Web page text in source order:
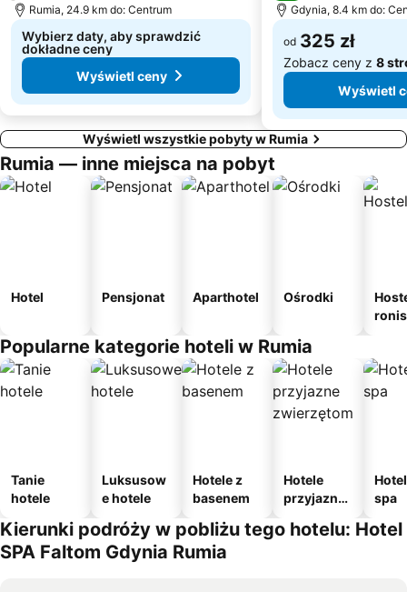
Kościół Matki Bożej Królowej Korony Polskiej
Rumia, 24.9 km do: Centrum
Wybierz daty, aby sprawdzić
dokładne ceny
Wyświetl ceny
Gdynia, 8.4 km do:
od 325 zł
Zobacz ceny z 8
Wyświetl
Wyświetl wszystkie pobyty w Rumia
Rumia — inne miejsca na pobyt
Hotel Pensjonat Aparthotel Ośrodki
Popularne kategorie hoteli w Rumia
Tanie
hotele
Luksusow
e hotele
Hotele z
basenem
Hotele
przyjazne
m
spa
Kierunki podróży w pobliżu tego hotelu: Hotel
SPA Faltom Gdynia Rumia